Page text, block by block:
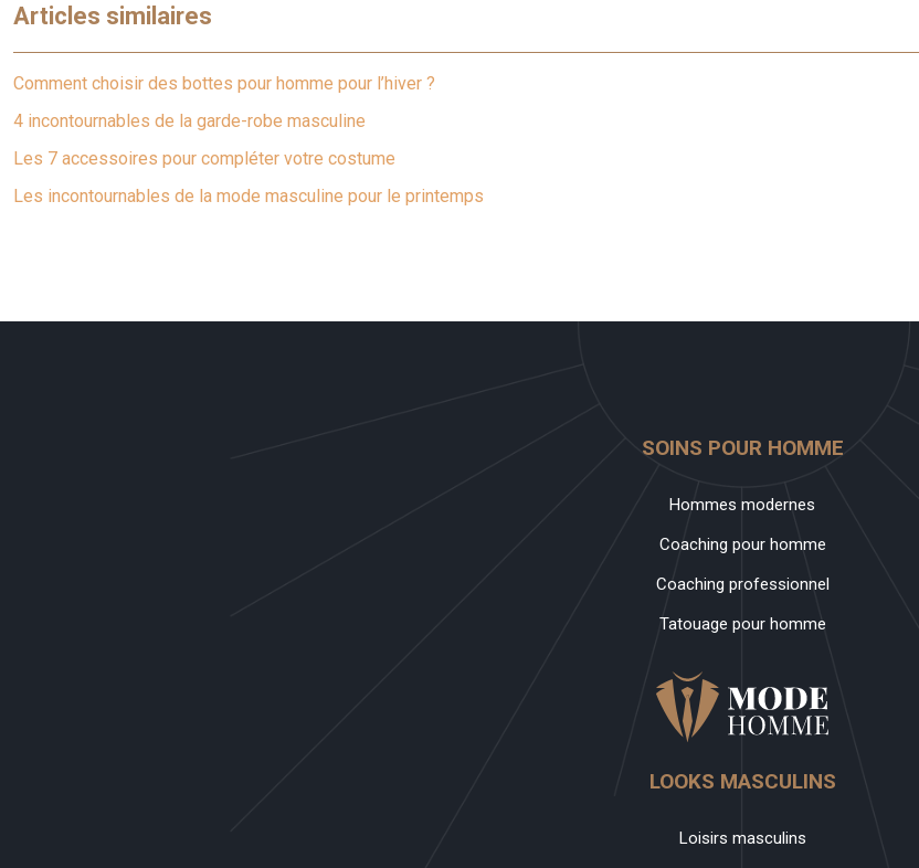
Articles similaires
Comment choisir des bottes pour homme pour l’hiver ?
4 incontournables de la garde-robe masculine
Les 7 accessoires pour compléter votre costume
Les incontournables de la mode masculine pour le printemps
SOINS POUR HOMME
Hommes modernes
Coaching pour homme
Coaching professionnel
Tatouage pour homme
LOOKS MASCULINS
Loisirs masculins